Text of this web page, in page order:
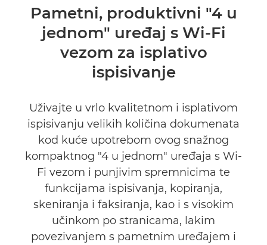
Pregled
Tehnički podaci
Pametni, produktivni "4 u
jednom" uređaj s Wi-Fi
vezom za isplativo
ispisivanje
Uživajte u vrlo kvalitetnom i isplativom
ispisivanju velikih količina dokumenata
kod kuće upotrebom ovog snažnog
kompaktnog "4 u jednom" uređaja s Wi-
Fi vezom i punjivim spremnicima te
funkcijama ispisivanja, kopiranja,
skeniranja i faksiranja, kao i s visokim
učinkom po stranicama, lakim
povezivanjem s pametnim uređajem i